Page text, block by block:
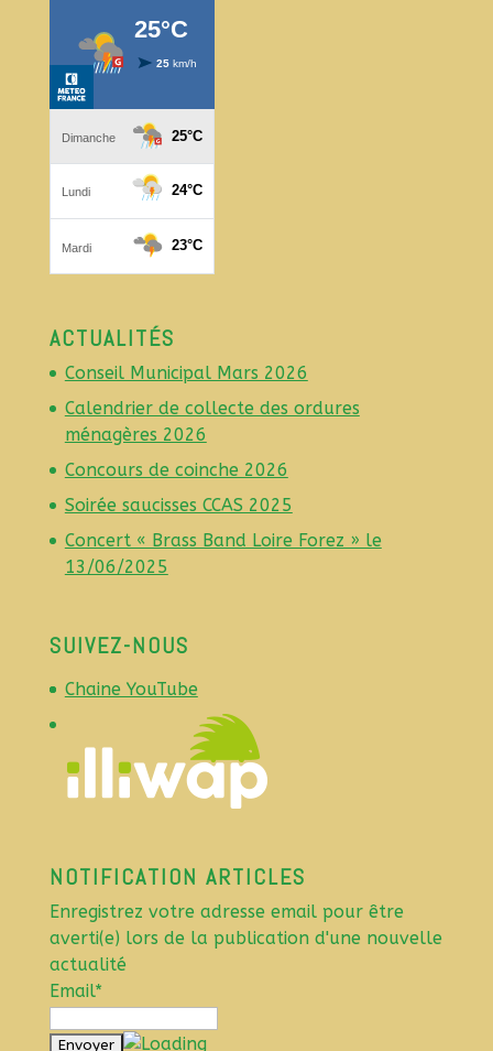
ACTUALITÉS
Conseil Municipal Mars 2026
Calendrier de collecte des ordures
ménagères 2026
Concours de coinche 2026
Soirée saucisses CCAS 2025
Concert « Brass Band Loire Forez » le
13/06/2025
SUIVEZ-NOUS
Chaine YouTube
NOTIFICATION ARTICLES
Enregistrez votre adresse email pour être
averti(e) lors de la publication d'une nouvelle
actualité
Email*